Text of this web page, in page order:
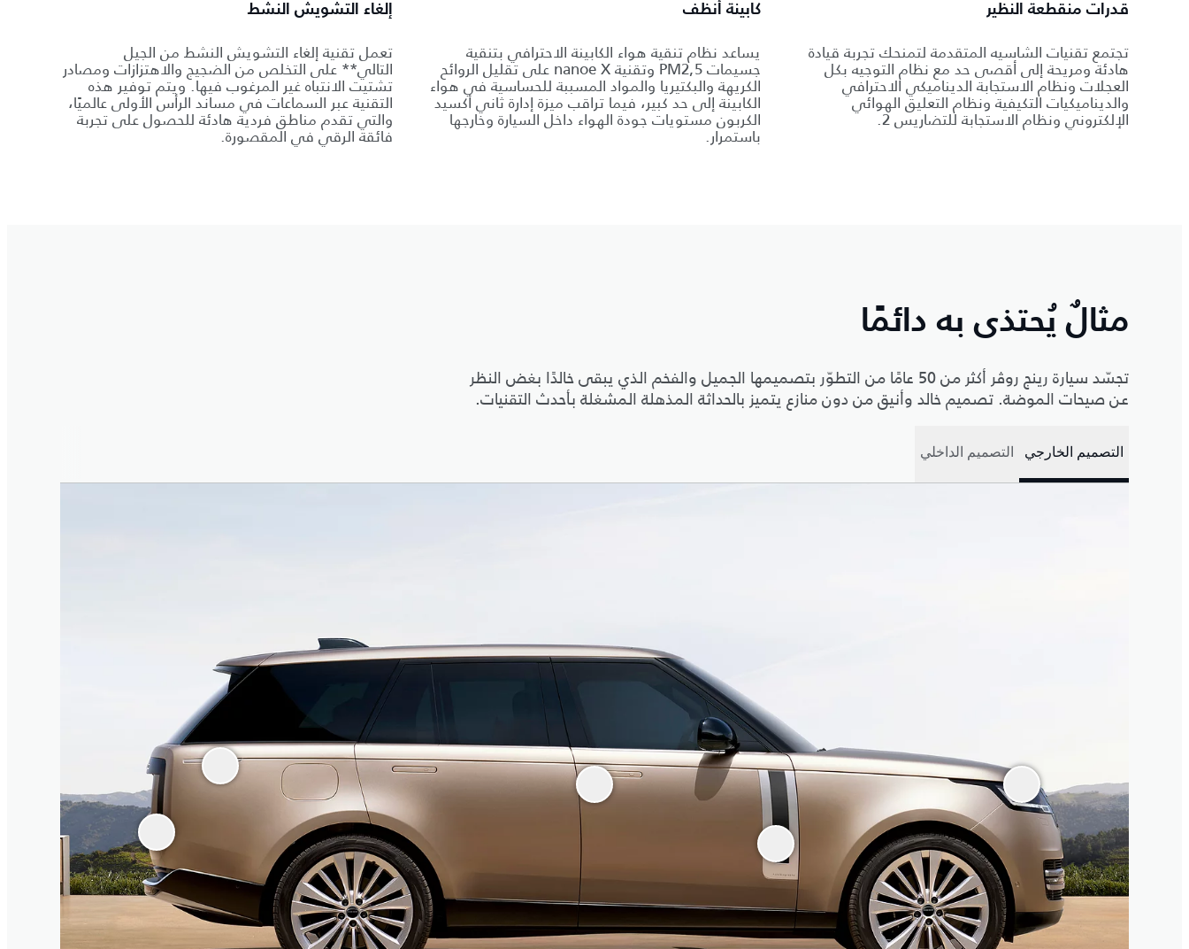
قدرات منقطعة النظير
تجتمع تقنيات الشاسيه المتقدمة لتمنحك تجربة قيادة
هادئة ومريحة إلى أقصى حد مع نظام التوجيه بكل
العجلات ونظام الاستجابة الديناميكي الاحترافي
والديناميكيات التكيفية ونظام التعليق الهوائي
الإلكتروني ونظام الاستجابة للتضاريس 2.
كابينة أنظف
يساعد نظام تنقية هواء الكابينة الاحترافي بتنقية
جسيمات PM2,5 وتقنية nanoe X على تقليل الروائح
الكريهة والبكتيريا والمواد المسببة للحساسية في هواء
الكابينة إلى حد كبير، فيما تراقب ميزة إدارة ثاني أكسيد
الكربون مستويات جودة الهواء داخل السيارة وخارجها
باستمرار.
إلغاء التشويش النشط
تعمل تقنية إلغاء التشويش النشط من الجيل
التالي** على التخلص من الضجيج والاهتزازات ومصادر
تشتيت الانتباه غير المرغوب فيها. ويتم توفير هذه
التقنية عبر السماعات في مساند الرأس الأولى عالميًا،
والتي تقدم مناطق فردية هادئة للحصول على تجربة
فائقة الرقي في المقصورة.
مثالٌ يُحتذى به دائمًا
تجسّد سيارة رينج روڤر أكثر من 50 عامًا من التطوّر بتصميمها الجميل والفخم الذي يبقى خالدًا بغض النظر
عن صيحات الموضة. تصميم خالد وأنيق من دون منازع يتميز بالحداثة المذهلة المشغلة بأحدث التقنيات.
التصميم الخارجي التصميم الداخلي